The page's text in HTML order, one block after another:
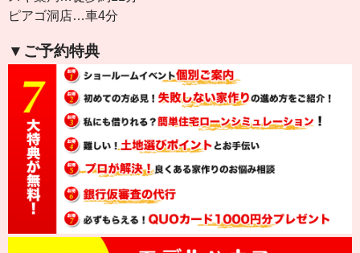
ピアゴ洞店…車4分
▼ご予約特典